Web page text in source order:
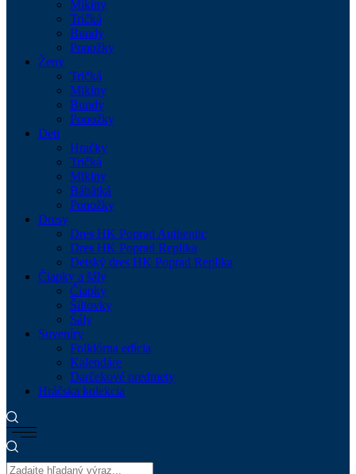
Mikiny
Tričká
Bundy
Ponožky
Ženy
Tričká
Mikiny
Bundy
Ponožky
Deti
Hračky
Tričká
Mikiny
Bábätká
Ponožky
Dresy
Dres HK Poprad Authentic
Dres HK Poprad Replika
Detský dres HK Poprad Replika
Čiapky a šály
Čiapky
Šiltovky
Šály
Suveníry
Folklórna edícia
Kalendáre
Darčekové predmety
Hráčska kolekcia